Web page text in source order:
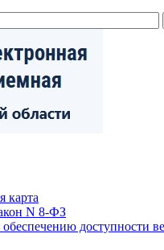
карта
N 8-ФЗ
доступности